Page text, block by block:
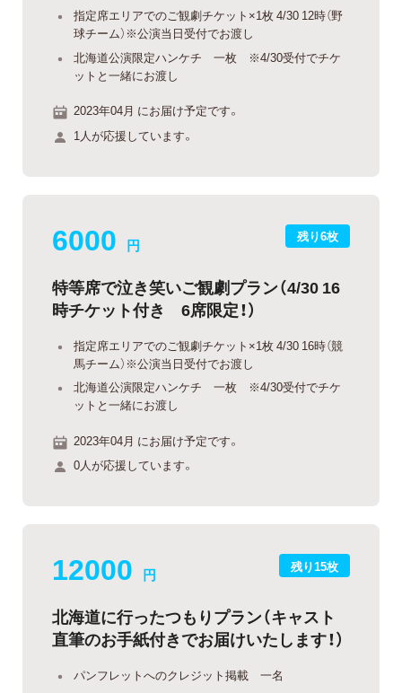
指定席エリアでのご観劇チケット×1枚 4/30 12時（野
球チーム）※公演当日受付でお渡し
北海道公演限定ハンケチ 一枚 ※4/30受付でチケ
ットと一緒にお渡し
2023年04月 にお届け予定です。
1人が応援しています。
残り6枚
6000 円
特等席で泣き笑いご観劇プラン（4/30 16
時チケット付き 6席限定！）
指定席エリアでのご観劇チケット×1枚 4/30 16時（競
馬チーム）※公演当日受付でお渡し
北海道公演限定ハンケチ 一枚 ※4/30受付でチケ
ットと一緒にお渡し
2023年04月 にお届け予定です。
0人が応援しています。
残り15枚
12000 円
北海道に行ったつもりプラン（キャスト
直筆のお手紙付きでお届けいたします！）
パンフレットへのクレジット掲載 一名